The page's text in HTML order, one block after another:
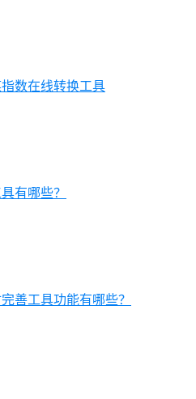
数在线转换工具
有哪些？
善工具功能有哪些？